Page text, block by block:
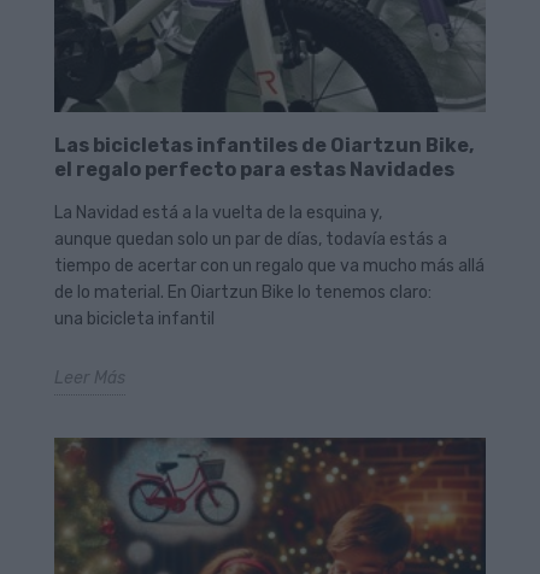
Las bicicletas infantiles de Oiartzun Bike,
el regalo perfecto para estas Navidades
La Navidad está a la vuelta de la esquina y,
aunque quedan solo un par de días, todavía estás a
tiempo de acertar con un regalo que va mucho más allá
de lo material. En Oiartzun Bike lo tenemos claro:
una bicicleta infantil
Leer Más